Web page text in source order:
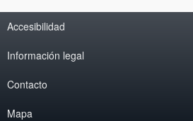
Accesibilidad
Información legal
Contacto
Mapa